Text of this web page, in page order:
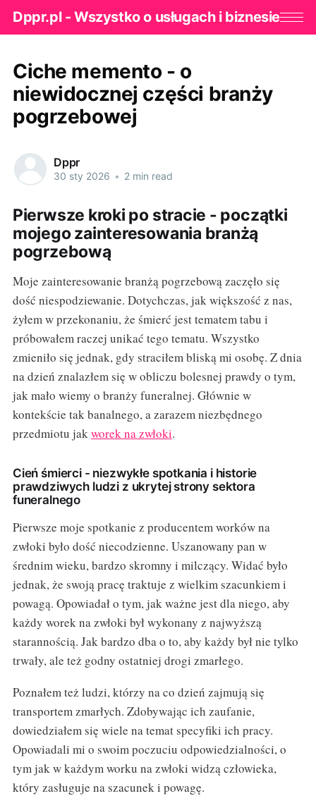
Dppr.pl - Wszystko o usługach i biznesie
Ciche memento - o
niewidocznej części branży
pogrzebowej
Dppr
30 sty 2026 • 2 min read
Pierwsze kroki po stracie - początki
mojego zainteresowania branżą
pogrzebową
Moje zainteresowanie branżą pogrzebową zaczęło się
dość niespodziewanie. Dotychczas, jak większość z nas,
żyłem w przekonaniu, że śmierć jest tematem tabu i
próbowałem raczej unikać tego tematu. Wszystko
zmieniło się jednak, gdy straciłem bliską mi osobę. Z dnia
na dzień znalazłem się w obliczu bolesnej prawdy o tym,
jak mało wiemy o branży funeralnej. Głównie w
kontekście tak banalnego, a zarazem niezbędnego
przedmiotu jakworek na zwłoki.
Cień śmierci - niezwykłe spotkania i historie
prawdziwych ludzi z ukrytej strony sektora
funeralnego
Pierwsze moje spotkanie z producentem worków na
zwłoki było dość niecodzienne. Uszanowany pan w
średnim wieku, bardzo skromny i milczący. Widać było
jednak, że swoją pracę traktuje z wielkim szacunkiem i
powagą. Opowiadał o tym, jak ważne jest dla niego, aby
każdy worek na zwłoki był wykonany z najwyższą
starannością. Jak bardzo dba o to, aby każdy był nie tylko
trwały, ale też godny ostatniej drogi zmarłego.
Poznałem też ludzi, którzy na co dzień zajmują się
transportem zmarłych. Zdobywając ich zaufanie,
dowiedziałem się wiele na temat specyfiki ich pracy.
Opowiadali mi o swoim poczuciu odpowiedzialności, o
tym jak w każdym worku na zwłoki widzą człowieka,
który zasługuje na szacunek i powagę.